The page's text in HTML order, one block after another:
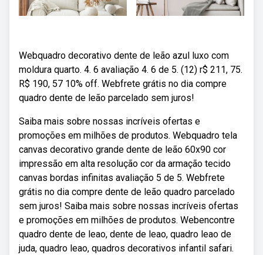
Webquadro decorativo dente de leão azul luxo com
moldura quarto. 4. 6 avaliação 4. 6 de 5. (12) r$ 211, 75.
R$ 190, 57 10% off. Webfrete grátis no dia compre
quadro dente de leão parcelado sem juros!
Saiba mais sobre nossas incríveis ofertas e
promoções em milhões de produtos. Webquadro tela
canvas decorativo grande dente de leão 60x90 cor
impressão em alta resolução cor da armação tecido
canvas bordas infinitas avaliação 5 de 5. Webfrete
grátis no dia compre dente de leão quadro parcelado
sem juros! Saiba mais sobre nossas incríveis ofertas
e promoções em milhões de produtos. Webencontre
quadro dente de leao, dente de leao, quadro leao de
juda, quadro leao, quadros decorativos infantil safari.